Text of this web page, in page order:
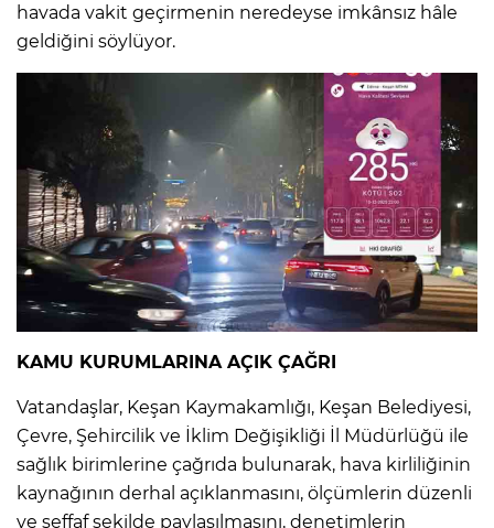
havada vakit geçirmenin neredeyse imkânsız hâle
geldiğini söylüyor.
KAMU KURUMLARINA AÇIK ÇAĞRI
Vatandaşlar, Keşan Kaymakamlığı, Keşan Belediyesi,
Çevre, Şehircilik ve İklim Değişikliği İl Müdürlüğü ile
sağlık birimlerine çağrıda bulunarak, hava kirliliğinin
kaynağının derhal açıklanmasını, ölçümlerin düzenli
ve şeffaf şekilde paylaşılmasını, denetimlerin